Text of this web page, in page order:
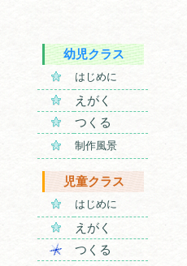
幼児クラス
はじめに
えがく
つくる
制作風景
児童クラス
はじめに
えがく
つくる